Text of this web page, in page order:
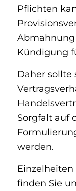
Pflichten
Kündigung
Daher sollte
Sorgfalt auf
werden.
finden Sie